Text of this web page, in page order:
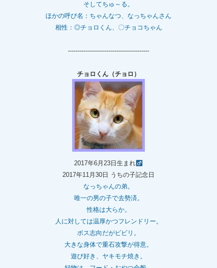
そしてちゅ～る。
ほかの呼び名：ちゃんなつ、なっちゃんさん
相性：◎チョロくん、〇チョコちゃん
------------------------------------------
チョロくん（チョロ）
2017年6月23日生まれ
2017年11月30日 うちの子記念日
なっちゃんの弟。
唯一の男の子で去勢済。
性格は大らか。
人に対しては温厚かつフレンドリー。
ボス志向だがビビリ。
大きな身体で重石攻撃が得意。
遊び好き、ヤキモチ焼き。